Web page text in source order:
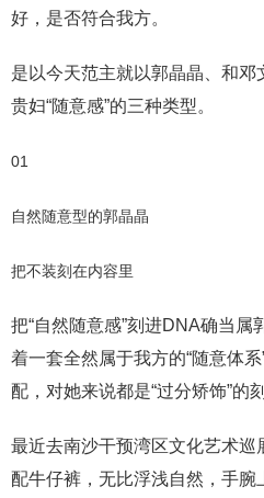
好，是否符合我方。
是以今天范主就以郭晶晶、和邓
贵妇“随意感”的三种类型。
01
自然随意型的郭晶晶
把不装刻在内容里
把“自然随意感”刻进DNA确当
着一套全然属于我方的“随意体
配，对她来说都是“过分矫饰”的刻
最近去南沙干预湾区文化艺术
配牛仔裤，无比浮浅自然，手